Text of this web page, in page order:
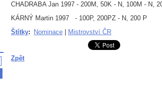
CHADRABA Jan 1997 - 200M, 50K - N, 100M - N,
KÁRNÝ Martin 1997 - 100P, 200PZ - N, 200 P
Štítky: Nominace Mistrovství ČR
Zpět